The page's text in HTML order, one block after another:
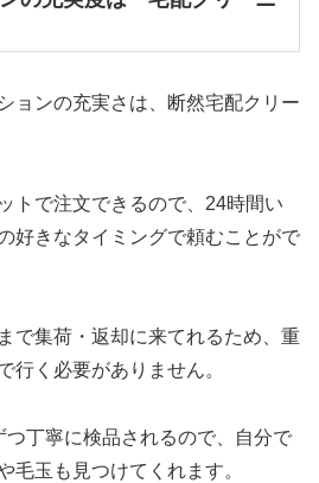
ョンの充実さは、断然宅配クリー
トで注文できるので、24時間い
好きなタイミングで頼むことがで
で集荷・返却に来てれるため、重
行く必要がありません。
丁寧に検品されるので、自分で
毛玉も見つけてくれます。